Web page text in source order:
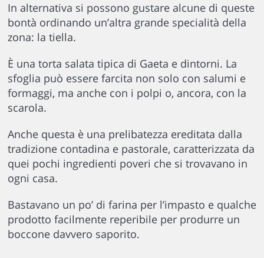
In alternativa si possono gustare alcune di queste
bontà ordinando un’altra grande specialità della
zona: la tiella.
È una torta salata tipica di Gaeta e dintorni. La
sfoglia può essere farcita non solo con salumi e
formaggi, ma anche con i polpi o, ancora, con la
scarola.
Anche questa è una prelibatezza ereditata dalla
tradizione contadina e pastorale, caratterizzata da
quei pochi ingredienti poveri che si trovavano in
ogni casa.
Bastavano un po’ di farina per l’impasto e qualche
prodotto facilmente reperibile per produrre un
boccone davvero saporito.